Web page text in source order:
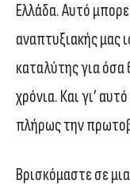
Ελλάδα. Αυτό
αναπτυξιακής μας
καταλύτης για όσα
χρόνια. Και γι’
πλήρως την
Βρισκόμαστε σε